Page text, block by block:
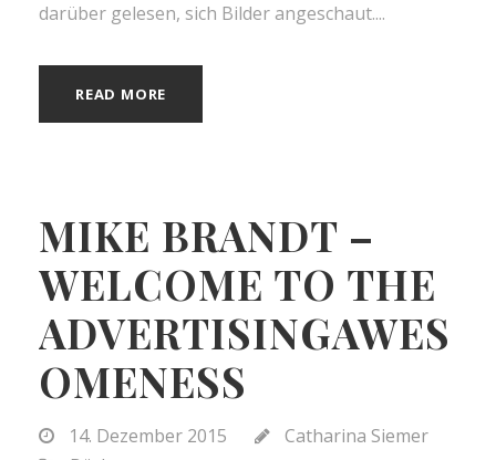
darüber gelesen, sich Bilder angeschaut....
READ MORE
MIKE BRANDT –
WELCOME TO THE
ADVERTISINGAWES
OMENESS
14. Dezember 2015
Catharina Siemer